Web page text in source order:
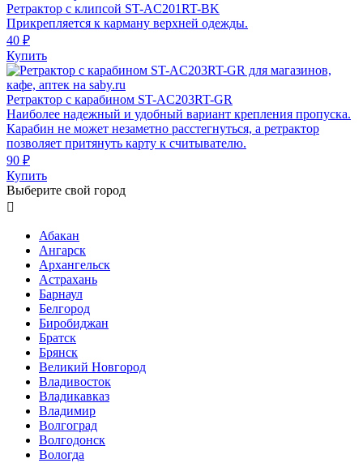
Ретрактор с клипсой ST-AC201RT-BK
Прикрепляется к карману верхней одежды.
40 ₽
Купить
Ретрактор с карабином ST-AC203RT-GR
Наиболее надежный и удобный вариант крепления пропуска.
Карабин не может незаметно расстегнуться, а ретрактор
позволяет притянуть карту к считывателю.
90 ₽
Купить
Выберите свой город

Абакан
Ангарск
Архангельск
Астрахань
Барнаул
Белгород
Биробиджан
Братск
Брянск
Великий Новгород
Владивосток
Владикавказ
Владимир
Волгоград
Волгодонск
Вологда